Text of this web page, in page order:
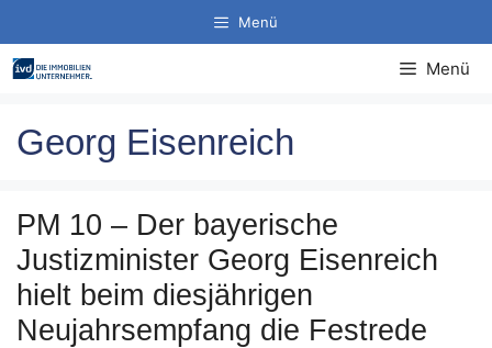
Inhalt
springen
Menü
Menü
Georg Eisenreich
PM 10 – Der bayerische
Justizminister Georg Eisenreich
hielt beim diesjährigen
Neujahrsempfang die Festrede